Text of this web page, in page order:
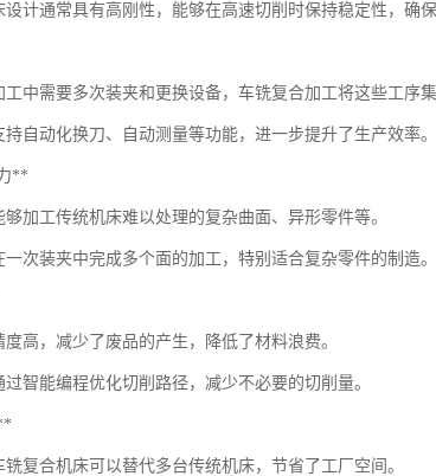
计通常具有高刚性，能够在高速切削时保持稳定性，确
中需要多次装夹和更换设备，车铣复合加工将这些工序
自动化换刀、自动测量等功能，进一步提升了生产效率。
**
加工传统机床难以处理的复杂曲面、异形零件等。
次装夹中完成多个面的加工，特别适合复杂零件的制造。
高，减少了废品的产生，降低了材料浪费。
智能编程优化切削路径，减少不必要的切削量。
复合机床可以替代多台传统机床，节省了工厂空间。